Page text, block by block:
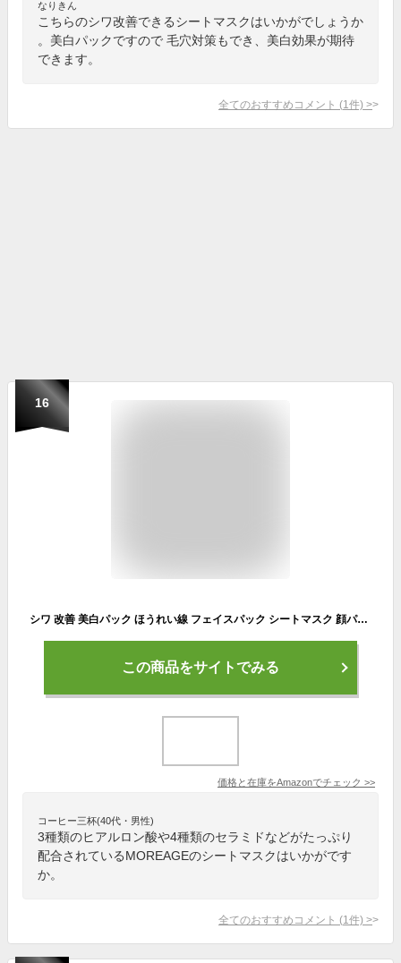
なりきん
こちらのシワ改善できるシートマスクはいかがでしょうか
。美白パックですので 毛穴対策もでき、美白効果が期待
できます。
全てのおすすめコメント (1 件) >
16
シワ 改善 美白パック ほうれい線 フェイスパック シートマスク 顔パック 30枚 ケア 日本製 しわ改善 毛穴 保湿 フェイスマスク 国産 医薬部外品 MOREAGE 薬 用
この商品をサイトでみる
価格と在庫をAmazonでチェック >>
コーヒー三杯(40代・男性)
3種類のヒアルロン酸や4種類のセラミドなどがたっぷり
配合されているMOREAGEのシートマスクはいかがです
か。
全てのおすすめコメント (1 件) >